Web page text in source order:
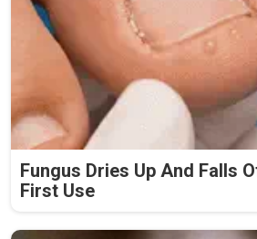
Fungus Dries Up And Falls
First Use